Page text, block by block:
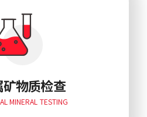
物质检查
MINERAL TESTING